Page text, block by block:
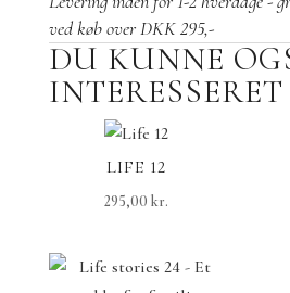
med
to
børn
antal
ved køb over DKK 295,-
DU KUNNE
LIFE 12
295,00kr.